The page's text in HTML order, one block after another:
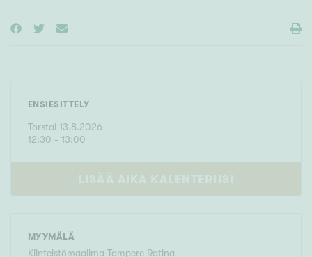
ENSIESITTELY
Torstai 13.8.2026
12:30 - 13:00
LISÄÄ AIKA KALENTERIISI
MYYMÄLÄ
Kiinteistömaailma Tampere Ratina